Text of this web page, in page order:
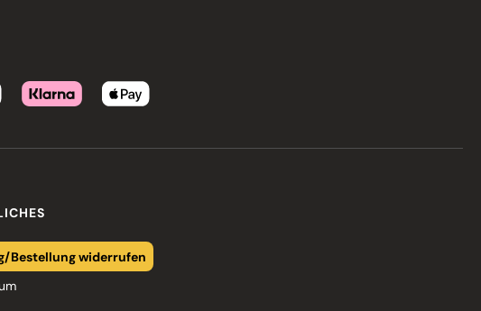
Bestellung widerrufen